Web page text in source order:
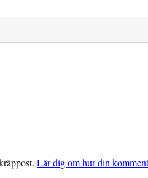
Lär dig om hur din